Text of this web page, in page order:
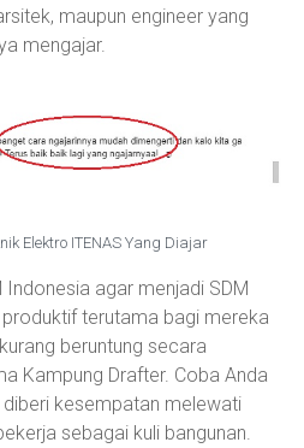
maupun engineer yang
mengajar.
Elektro ITENAS Yang Diajar
agar menjadi SDM
terutama bagi mereka
beruntung secara
Kampung Drafter. Coba Anda
kesempatan melewati
sebagai kuli bangunan.